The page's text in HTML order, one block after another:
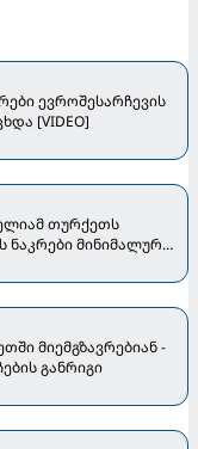
ევროშესარჩევის
[VIDEO]
თურქეთს
ნაკრები მინიმალური
მიემგზავრებიან -
განრიგი